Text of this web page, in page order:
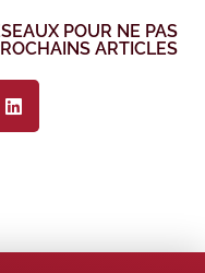
POUR NE PAS
ARTICLES